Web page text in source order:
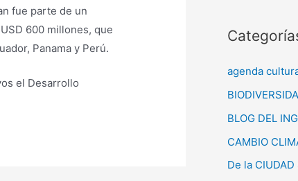
fue parte de un
600 millones, que
Panama y Perú.
el Desarrollo
agenda
BLOG DEL
CAMBIO
De la CIUDAD